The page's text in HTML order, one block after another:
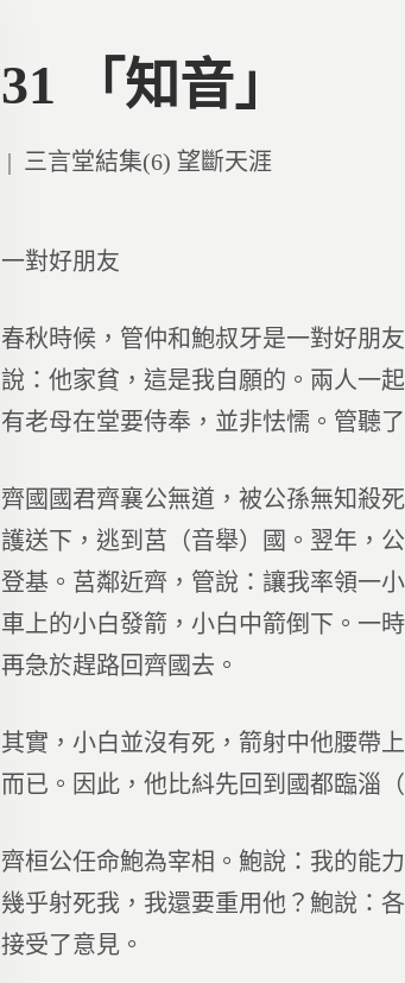
31 「知音」
Posted
三言堂結集(6) 望斷天涯
一對好朋友
春秋時候，管仲和鮑叔牙是一對好朋
說：他家貧，這是我自願的。兩人一
有老母在堂要侍奉，並非怯懦。管聽
齊國國君齊襄公無道，被公孫無知殺
護送下，逃到莒（音舉）國。翌年，
登基。莒鄰近齊，管說：讓我率領一
車上的小白發箭，小白中箭倒下。一
再急於趕路回齊國去。
其實，小白並沒有死，箭射中他腰帶
而已。因此，他比紏先回到國都臨淄
齊桓公任命鮑為宰相。鮑說：我的能
幾乎射死我，我還要重用他？鮑說：
接受了意見。